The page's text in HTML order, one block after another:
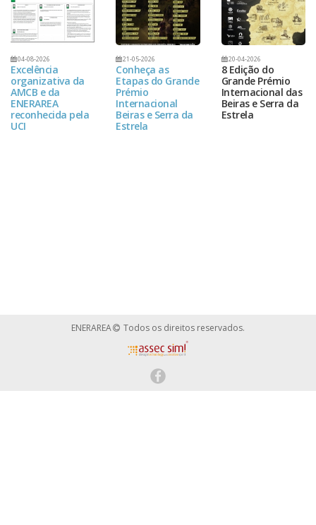
04-08-2026
Excelência
organizativa da
AMCB e da
ENERAREA
reconhecida pela
UCI
21-05-2026
Conheça as
Etapas do Grande
Prémio
Internacional
Beiras e Serra da
Estrela
20-04-2026
8 Edição do
Grande Prémio
Internacional das
Beiras e Serra da
Estrela
ENERAREA Todos os direitos reservados.